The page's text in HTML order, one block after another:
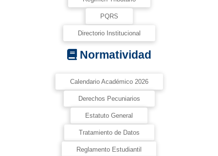
PQRS
Directorio Institucional
Normatividad
Calendario Académico 2026
Derechos Pecuniarios
Estatuto General
Tratamiento de Datos
Reglamento Estudiantil